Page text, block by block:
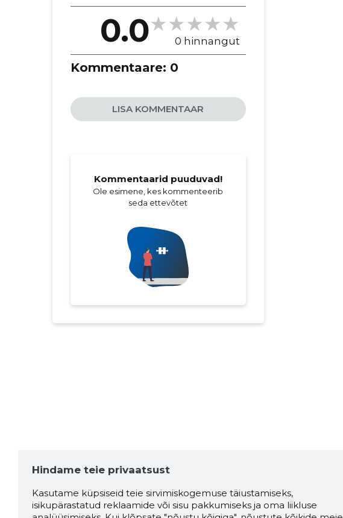
0.0 0 hinnangut
Kommentaare: 0
LISA KOMMENTAAR
Kommentaarid puuduvad!
Ole esimene, kes kommenteerib
seda ettevõtet
Hindame teie privaatsust
Kasutame küpsiseid teie sirvimiskogemuse täiustamiseks,
isikupärastatud reklaamide või sisu pakkumiseks ja oma liikluse